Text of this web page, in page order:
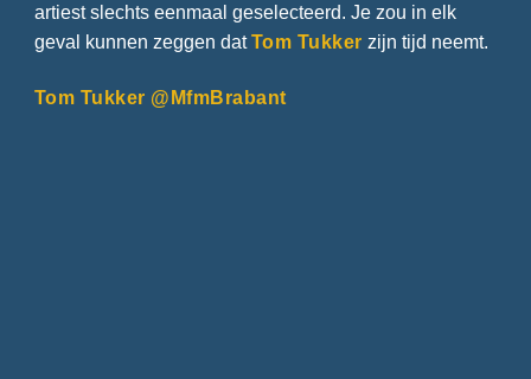
artiest slechts eenmaal geselecteerd. Je zou in elk
geval kunnen zeggen datTom Tukker zijn tijd neemt.
Tom Tukker @MfmBrabant